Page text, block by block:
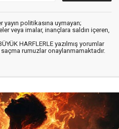
yayın politikasına uymayan;
veya imalar, inançlara saldırı içeren,
HARFLERLE yazılmış yorumlar
saçma rumuzlar onaylanmamaktadır.